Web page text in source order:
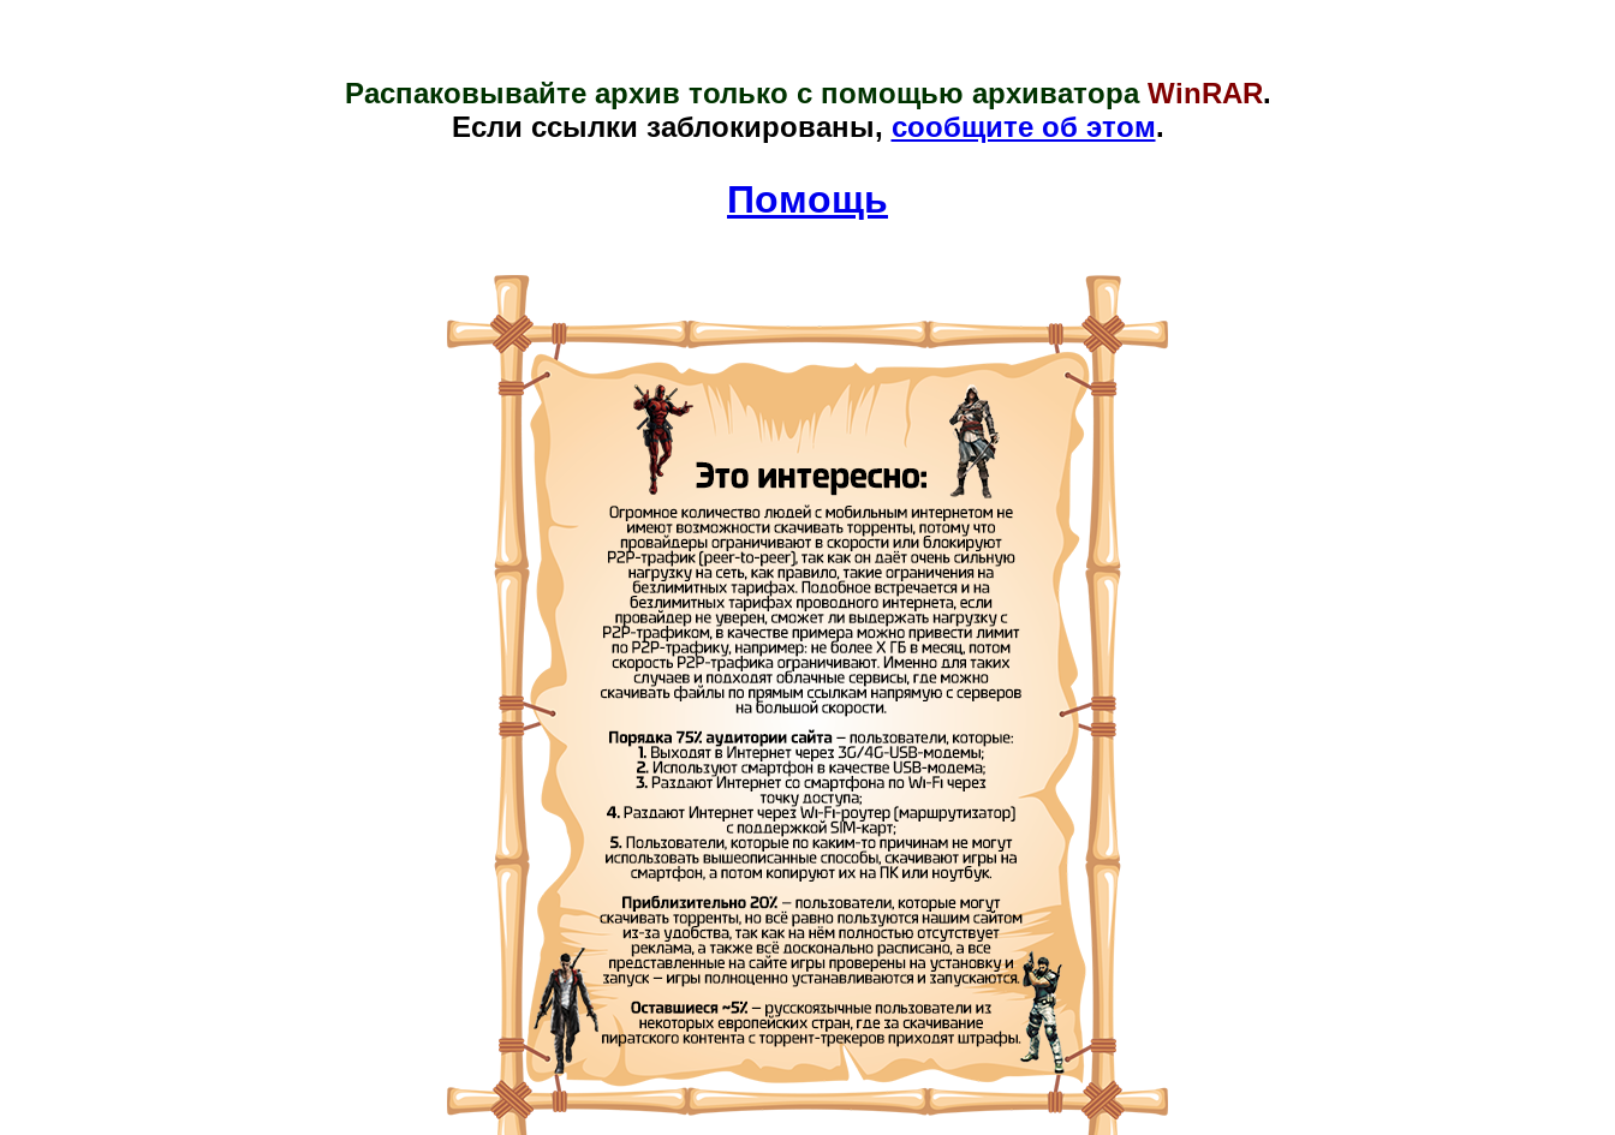
Распаковывайте архив только с помощью архиватора WinRAR.
Если ссылки заблокированы, сообщите об этом.
Помощь